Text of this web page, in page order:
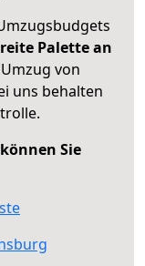
Palette an
von
uns behalten
Sie